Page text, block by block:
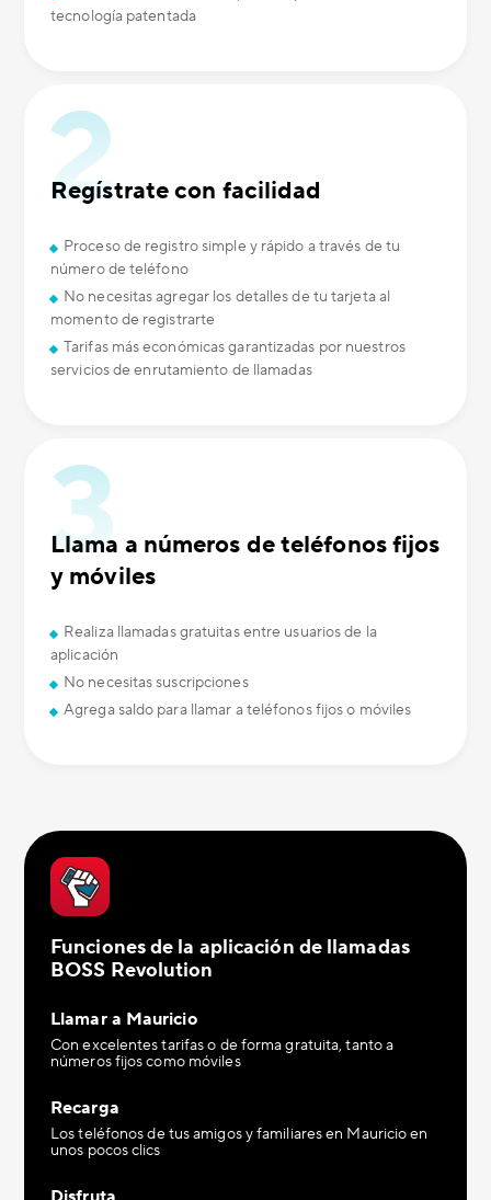
tecnología patentada
Regístrate con facilidad
Proceso de registro simple y rápido a través de tu
número de teléfono
No necesitas agregar los detalles de tu tarjeta al
momento de registrarte
Tarifas más económicas garantizadas por nuestros
servicios de enrutamiento de llamadas
Llama a números de teléfonos fijos
y móviles
Realiza llamadas gratuitas entre usuarios de la
aplicación
No necesitas suscripciones
Agrega saldo para llamar a teléfonos fijos o móviles
Funciones de la aplicación de llamadas
BOSS Revolution
Llamar a Mauricio
Con excelentes tarifas o de forma gratuita, tanto a
números fijos como móviles
Recarga
Los teléfonos de tus amigos y familiares en Mauricio en
unos pocos clics